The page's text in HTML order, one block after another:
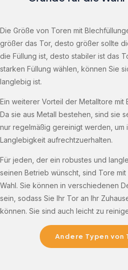
Die Größe von Toren mit
größer das Tor, desto größer sollte
die Füllung ist, desto stabiler ist das
starken Füllung wählen, können Sie
langlebig ist.
Ein weiterer Vorteil der Metalltore mit
Da sie aus Metall bestehen, sind sie
nur regelmäßig gereinigt werden, um
Langlebigkeit aufrechtzuerhalten.
Für jeden, der ein robustes und
seinen Betrieb wünscht, sind Tore
Wahl. Sie können in verschiedenen
sein, sodass Sie Ihr Tor an Ihr
können. Sie sind auch leicht zu
Andere Typen von